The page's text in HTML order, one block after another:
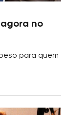
no
para quem